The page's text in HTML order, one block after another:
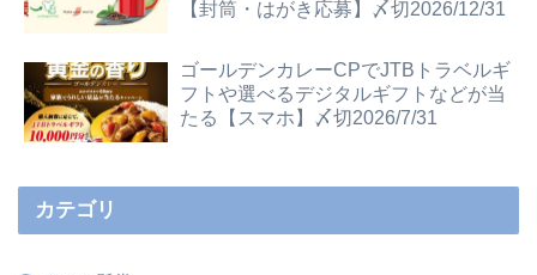
【封筒・はがき応募】〆切2026/12/31
ゴールデンカレーCPでJTBトラベルギ
フトや選べるデジタルギフトなどが当
たる【スマホ】〆切2026/7/31
カテゴリ